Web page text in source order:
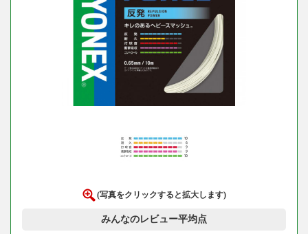
(写真をクリックすると拡大します)
みんなのレビュー平均点